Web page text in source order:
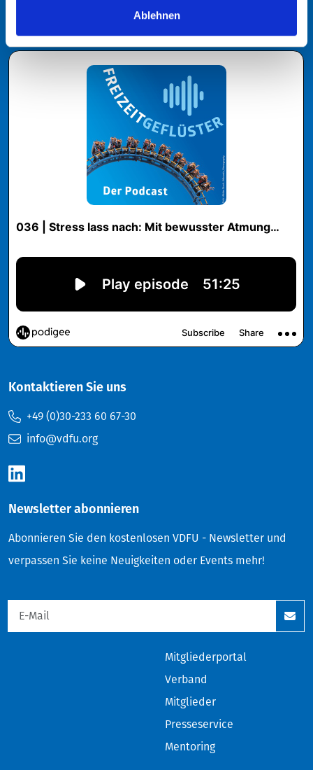
Ablehnen
Podcast
Kontaktieren Sie uns
+49 (0)30-233 60 67-30
info@vdfu.org
Newsletter abonnieren
Abonnieren Sie den kostenlosen VDFU - Newsletter und
verpassen Sie keine Neuigkeiten oder Events mehr!
Mitgliederportal
Verband
Mitglieder
Presseservice
Mentoring